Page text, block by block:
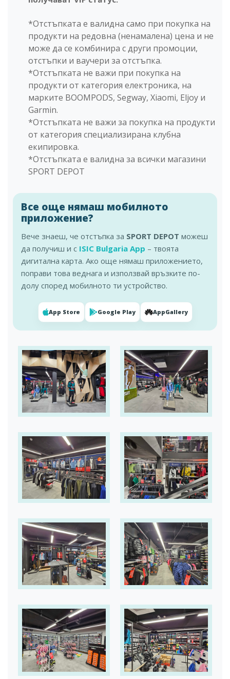
*Отстъпката е валидна само при покупка на
продукти на редовна (ненамалена) цена и не
може да се комбинира с други промоции,
отстъпки и ваучери за отстъпка.
*Отстъпката не важи при покупка на
продукти от категория електроника, на
марките BOOMPODS, Segway, Xiaomi, Eljoy и
Garmin.
*Отстъпката не важи за покупка на продукти
от категория специализирана клубна
екипировка.
*Отстъпката е валидна за всички магазини
SPORT DEPOT
Все още нямаш мобилното
приложение?
Вече знаеш, че отстъпка за SPORT DEPOT можеш
да получиш и с ISIC Bulgaria App – твоята
дигитална карта. Ако още нямаш приложението,
поправи това веднага и използвай връзките по-
долу според мобилното ти устройство.
App Store Google Play AppGallery